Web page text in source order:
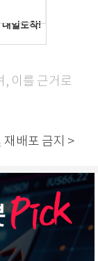
, 이를 근거로
배포 금지 >